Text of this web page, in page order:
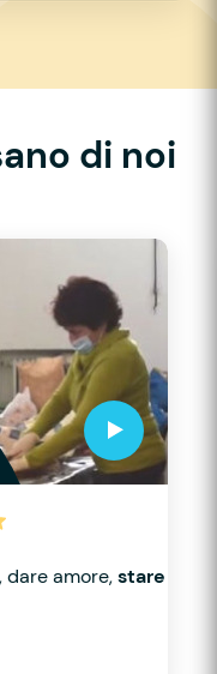
di noi
dare amore,stare